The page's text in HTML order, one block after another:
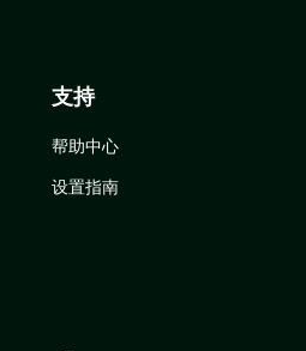
支持
帮助中心
设置指南